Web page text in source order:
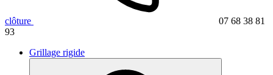
clôture
07 68 38 81
93
Grillage rigide